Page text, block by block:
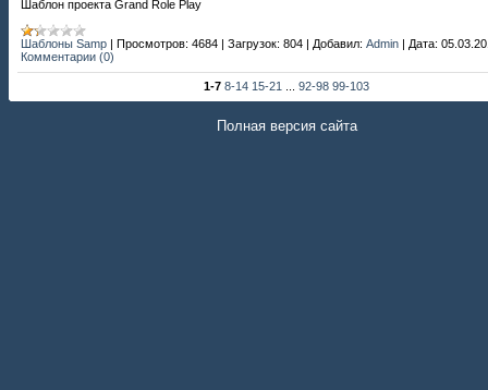
Шаблон проекта Grand Role Play
Шаблоны Samp Просмотров: 4684 Загрузок: 804 Добавил: Admin Дата:
Комментарии (0)
1-7 8-14 15-21 92-98 99-103
Полная версия сайта